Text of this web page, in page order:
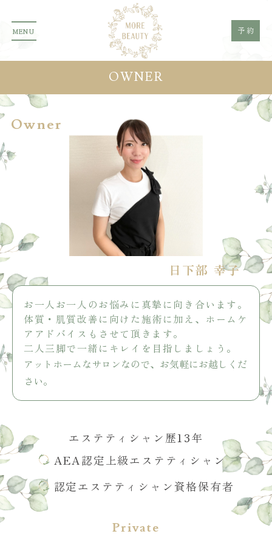
MENU 予約
OWNER
Owner
日下部 幸子
お一人お一人のお悩みに真摯に向き合います。
体質・肌質改善に向けた施術に加え、ホームケ
アアドバイスもさせて頂きます。
二人三脚で一緒にキレイを目指しましょう。
アットホームなサロンなので、お気軽にお越しくだ
さい。
エステティシャン歴13年
AEA認定上級エステティシャン
認定エステティシャン資格保有者
Private